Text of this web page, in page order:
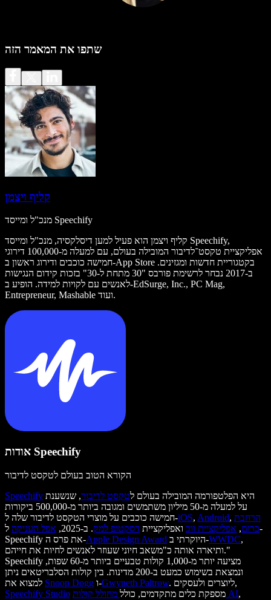
שתפו את המאמר הזה
קליף ויצמן
מנכ"ל ומייסד Speechify
קליף ויצמן הוא פעיל למען דיסלקסיה, מנכ"ל ומייסד Speechify,
אפליקציית טקסט־לדיבור המובילה בעולם, עם למעלה מ-100,000 דירוגי
חמישה כוכבים ודירוג ראשון ב-App Store בקטגוריית חדשות ומגזינים.
ב-2017 נבחר לרשימת פורבס "30 מתחת ל-30" בזכות קידום הנגישות
לאנשים עם לקויות למידה. הופיע ב-EdSurge, Inc., PC Mag,
Entrepreneur, Mashable ועוד.
אודות Speechify
הקורא הטוב בעולם לטקסט לדיבור
Speechify
היא הפלטפורמה המובילה בעולם לטקסט לדיבור, שנשענת
על למעלה מ-50 מיליון משתמשים ומגובה ביותר מ-500,000 ביקורות
חמישה כוכבים על מוצרי הטקסט לדיבור שלה ל-iOS, Android, הרחבת
כרום, אפליקציית ווב ואפליקציית דסקטופ למק. ב-2025, אפל העניקה ל-
Speechify את פרס ה-Apple Design Award היוקרתי ב-WWDC,
ותיארה אותה כ"משאב חיוני שעוזר לאנשים לחיות את חייהם."
Speechify מציעה יותר מ-1,000 קולות טבעיים ביותר מ-60 שפות,
ונמצאת בשימוש כמעט ב-200 מדינות. בין קולות הסלבריטאים ניתן
Snoop Dogg ו-Gwyneth Paltrow
. ליוצרים ולעסקים,
Speechify Studio
מספקת כלים מתקדמים, כולל מחולל קולות AI,